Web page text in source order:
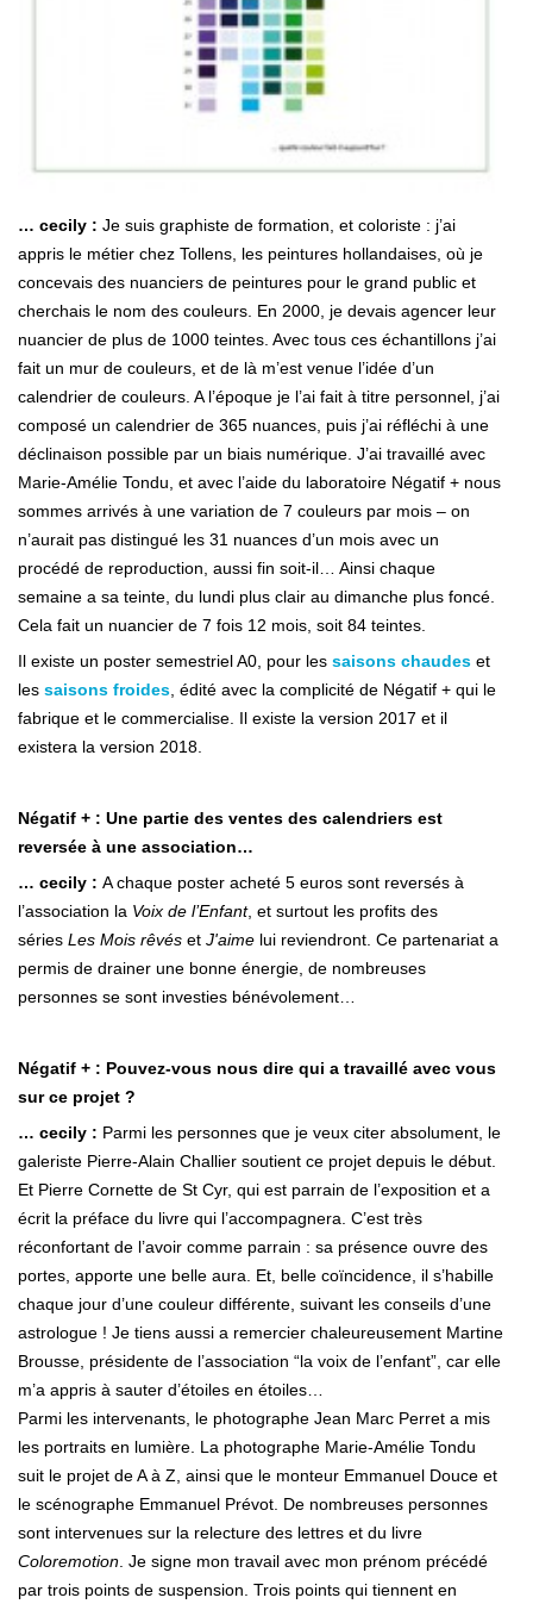
… cecily : Je suis graphiste de formation, et coloriste : j’ai
appris le métier chez Tollens, les peintures hollandaises, où je
concevais des nuanciers de peintures pour le grand public et
cherchais le nom des couleurs. En 2000, je devais agencer leur
nuancier de plus de 1000 teintes. Avec tous ces échantillons j’ai
fait un mur de couleurs, et de là m’est venue l’idée d’un
calendrier de couleurs. A l’époque je l’ai fait à titre personnel, j’ai
composé un calendrier de 365 nuances, puis j’ai réfléchi à une
déclinaison possible par un biais numérique. J’ai travaillé avec
Marie-Amélie Tondu, et avec l’aide du laboratoire Négatif + nous
sommes arrivés à une variation de 7 couleurs par mois – on
n’aurait pas distingué les 31 nuances d’un mois avec un
procédé de reproduction, aussi fin soit-il… Ainsi chaque
semaine a sa teinte, du lundi plus clair au dimanche plus foncé.
Cela fait un nuancier de 7 fois 12 mois, soit 84 teintes.
Il existe un poster semestriel A0, pour les saisons chaudes et
les saisons froides, édité avec la complicité de Négatif + qui le
fabrique et le commercialise. Il existe la version 2017 et il
existera la version 2018.
Négatif + : Une partie des ventes des calendriers est
reversée à une association…
… cecily : A chaque poster acheté 5 euros sont reversés à
l’association la Voix de l’Enfant, et surtout les profits des
séries Les Mois rêvés et J'aime lui reviendront. Ce partenariat a
permis de drainer une bonne énergie, de nombreuses
personnes se sont investies bénévolement…
Négatif + : Pouvez-vous nous dire qui a travaillé avec vous
sur ce projet ?
… cecily : Parmi les personnes que je veux citer absolument, le
galeriste Pierre-Alain Challier soutient ce projet depuis le début.
Et Pierre Cornette de St Cyr, qui est parrain de l’exposition et a
écrit la préface du livre qui l’accompagnera. C’est très
réconfortant de l’avoir comme parrain : sa présence ouvre des
portes, apporte une belle aura. Et, belle coïncidence, il s’habille
chaque jour d’une couleur différente, suivant les conseils d’une
astrologue ! Je tiens aussi a remercier chaleureusement Martine
Brousse, présidente de l’association “la voix de l’enfant”, car elle
m’a appris à sauter d’étoiles en étoiles…
Parmi les intervenants, le photographe Jean Marc Perret a mis
les portraits en lumière. La photographe Marie-Amélie Tondu
suit le projet de A à Z, ainsi que le monteur Emmanuel Douce et
le scénographe Emmanuel Prévot. De nombreuses personnes
sont intervenues sur la relecture des lettres et du livre
Coloremotion. Je signe mon travail avec mon prénom précédé
par trois points de suspension. Trois points qui tiennent en